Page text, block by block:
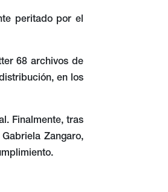
peritado por el
68 archivos de
en los
Finalmente, tras
Zangaro,